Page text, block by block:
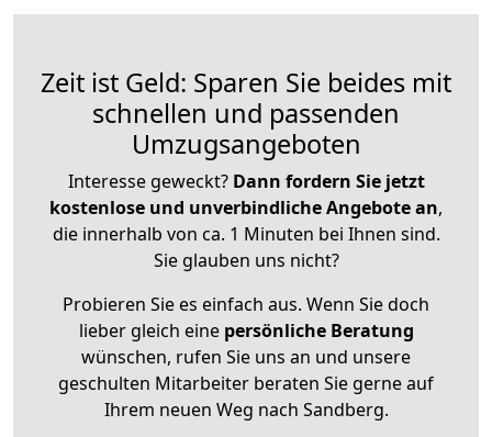
Zeit ist Geld: Sparen Sie beides mit
schnellen und passenden
Umzugsangeboten
Interesse geweckt? Dann fordern Sie jetzt
kostenlose und unverbindliche Angebote an,
die innerhalb von ca. 1 Minuten bei Ihnen sind.
Sie glauben uns nicht?
Probieren Sie es einfach aus. Wenn Sie doch
lieber gleich eine persönliche Beratung
wünschen, rufen Sie uns an und unsere
geschulten Mitarbeiter beraten Sie gerne auf
Ihrem neuen Weg nach Sandberg.